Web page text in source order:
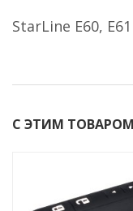
StarLine E60, E61
С ЭТИМ